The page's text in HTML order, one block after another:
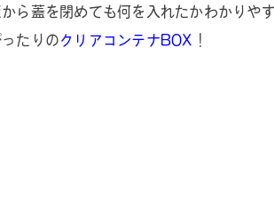
ら蓋を閉めても何を入れたかわかりやす
たりのクリアコンテナBOX ！